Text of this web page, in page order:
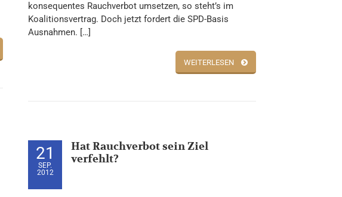
konsequentes Rauchverbot umsetzen, so steht’s im
Koalitionsvertrag. Doch jetzt fordert die SPD-Basis
Ausnahmen. […]
WEITERLESEN
21
SEP.
2012
Hat Rauchverbot sein Ziel
verfehlt?